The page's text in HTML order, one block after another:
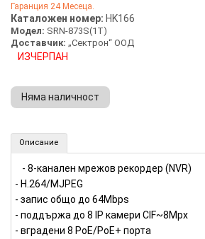
Гаранция 24 Месеца.
Каталожен номер: HK166
Модел: SRN-873S(1T)
Доставчик: „Сектрон“ ООД
ИЗЧЕРПАН
Няма наличност
Описание
- 8-канален мрежов рекордер (NVR)
- H.264/MJPEG
- запис общо до 64Mbps
- поддържа до 8 IP камери CIF~8Mpx
- вградени 8 PoE/PoE+ порта